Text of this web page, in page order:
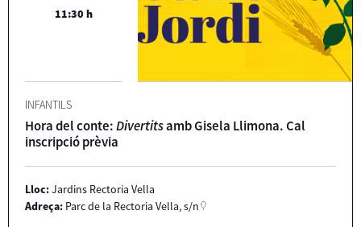
11:30 h
INFANTILS
Hora del conte:Divertitsamb Gisela Llimona. Cal
inscripció prèvia
Lloc:Jardins Rectoria Vella
Adreça: Parc de la Rectoria Vella, s/n